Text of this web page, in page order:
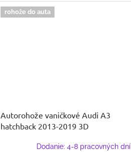
rohože do auta
Autorohože vaničkové Audi A3
hatchback 2013-2019 3D
Dodanie: 4-8 pracovných dní